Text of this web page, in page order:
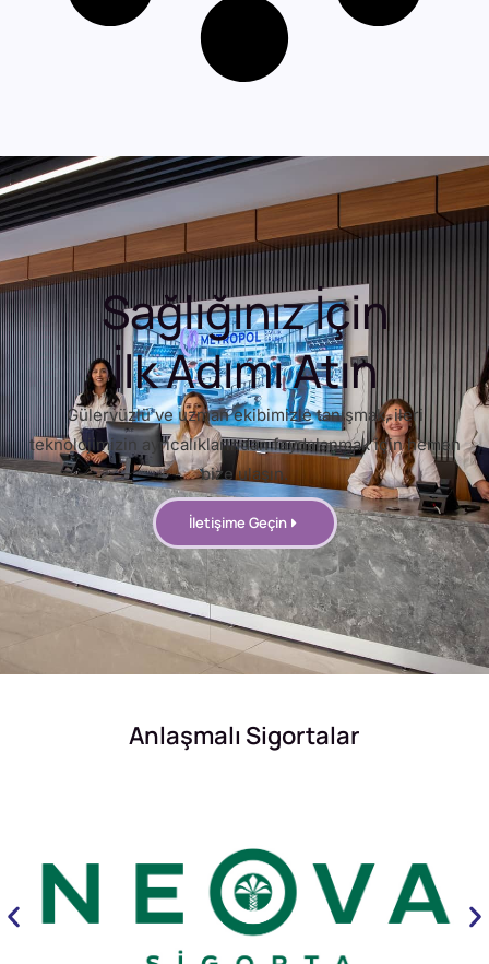
Sağlığınız İçin
İlk Adımı Atın
Güleryüzlü ve uzman ekibimizle tanışmak, ileri
teknolojimizin ayrıcalıklarından faydalanmak için hemen
bize ulaşın.
İletişime Geçin
Anlaşmalı Sigortalar